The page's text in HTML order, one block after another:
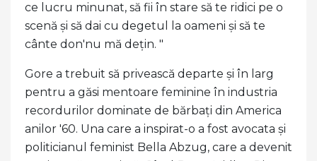
ce lucru minunat, să fii în stare să te ridici pe o
scenă și să dai cu degetul la oameni și să te
cânte don'nu mă dețin. "
Gore a trebuit să privească departe și în larg
pentru a găsi mentoare feminine în industria
recordurilor dominate de bărbați din America
anilor '60. Una care a inspirat-o a fost avocata și
politicianul feminist Bella Abzug, care a devenit